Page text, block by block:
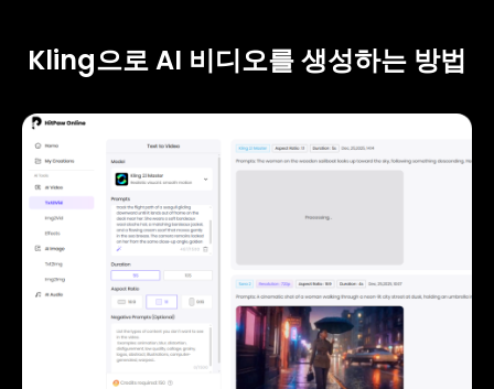
Kling으로 AI 비디오를 생성하는 방법